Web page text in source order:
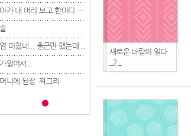
엄마가 내 머리 보고 한마디 했는..
미쳤네... 출근만 했는데 ..
없어서...
니에 된장. 짜그리
엄마가 내 머리 보고 한마디 했는..
폭염 미쳤네... 출근만 했는데 ..
해가없어서...
새로운 바람이 일다
_2_